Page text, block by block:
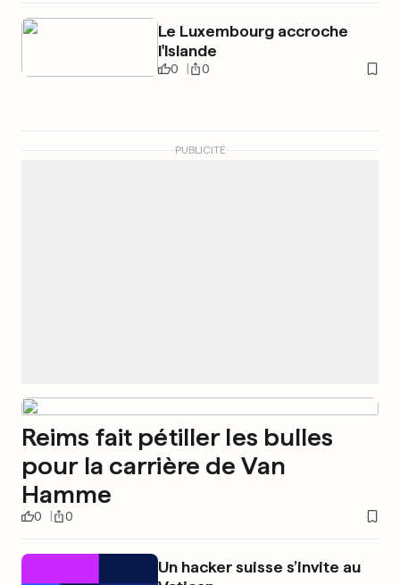
Le Luxembourg accroche
l'Islande
0 0
PUBLICITÉ
Reims fait pétiller les bulles
pour la carrière de Van
Hamme
0 0
Un hacker suisse s’invite au